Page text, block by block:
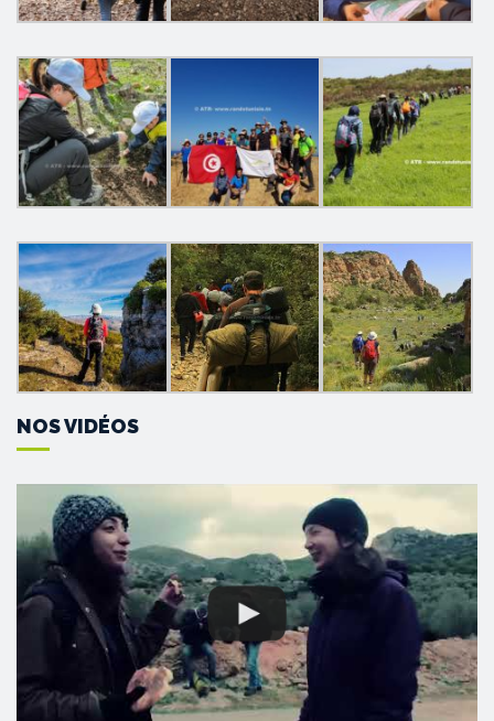
NOS VIDÉOS